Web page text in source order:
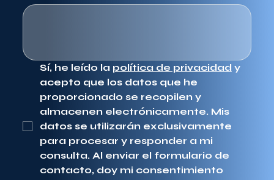
Sí, he leído la política de privacidad y
acepto que los datos que he
proporcionado se recopilen y
almacenen electrónicamente. Mis
datos se utilizarán exclusivamente
para procesar y responder a mi
consulta. Al enviar el formulario de
contacto, doy mi consentimiento